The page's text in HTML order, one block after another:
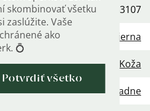
skombinovať všetku
zaslúžite. Vaše
ako
💍
Potvrdiť všetko
568754453107
Strieborná Čierna
Striebro 925 Koža
Žiadne